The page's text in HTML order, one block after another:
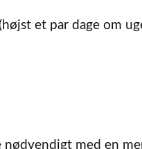
et par dage om
nødvendigt med en